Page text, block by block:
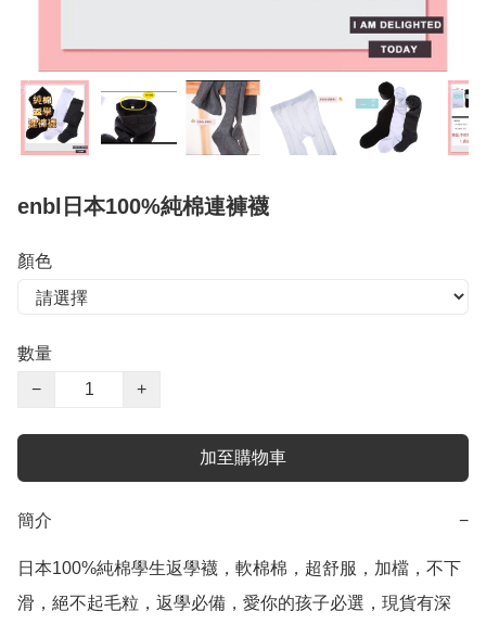
enbl日本100%純棉連褲襪
顏色
數量
−
+
加至購物車
簡介 −
日本100%純棉學生返學襪，軟棉棉，超舒服，加檔，不下
滑，絕不起毛粒，返學必備，愛你的孩子必選，現貨有深